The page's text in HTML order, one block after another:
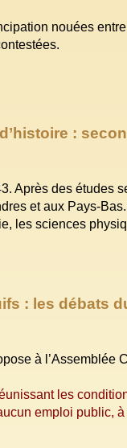
nouées
:
Après des études
et aux Pays-
les sciences
: les débats
à l’Assemblée
les
emploi public,